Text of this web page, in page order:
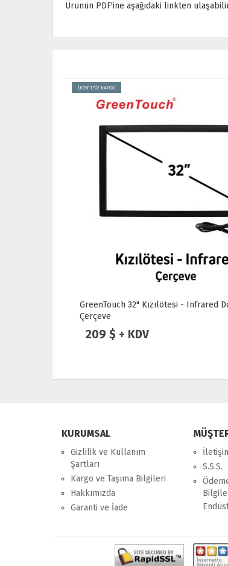
Ürünün PDF'ine aşağıdaki linkten
ÜCRETSİZ KARGO
GreenTouch 55" Kızılötesi - Infrared
Çerçeve
259 $ + KDV
KURUMSAL
Gizlilik ve Kullanım
Şartları
Kargo ve Taşıma Bilgileri
Hakkımızda
Garanti ve İade
S.S.S.